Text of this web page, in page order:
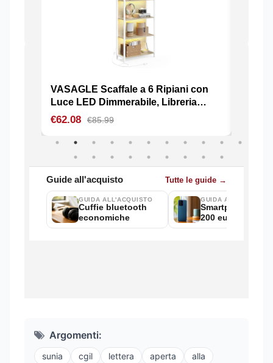
Argomenti:
sunia cgil lettera aperta
alla